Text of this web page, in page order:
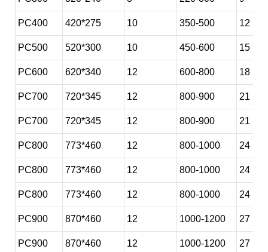
PC400 420*275 10 350-500 12
PC500 520*300 10 450-600 15
PC600 620*340 12 600-800 18
PC700 720*345 12 800-900 21
PC700 720*345 12 800-900 21
PC800 773*460 12 800-1000 24
PC800 773*460 12 800-1000 24
PC800 773*460 12 800-1000 24
PC900 870*460 12 1000-1200 27
PC900 870*460 12 1000-1200 27